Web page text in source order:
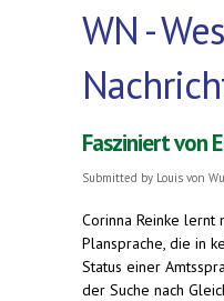
WN -
Fasziniert von
Submitted by Louis von
Corinna Reinke lernt
Plansprache, die in
Status einer
der Suche nach